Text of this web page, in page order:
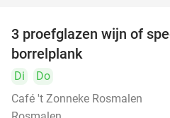
3 proefglazen wijn of
borrelplank
Di
Do
Café 't Zonneke Rosmalen